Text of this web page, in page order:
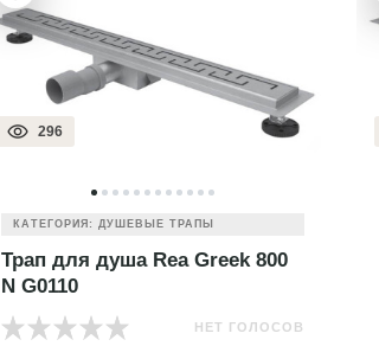
296
КАТЕГОРИЯ: ДУШЕВЫЕ ТРАПЫ
Трап для душа Rea Greek 800
N G0110
НЕТ ГОЛОСОВ